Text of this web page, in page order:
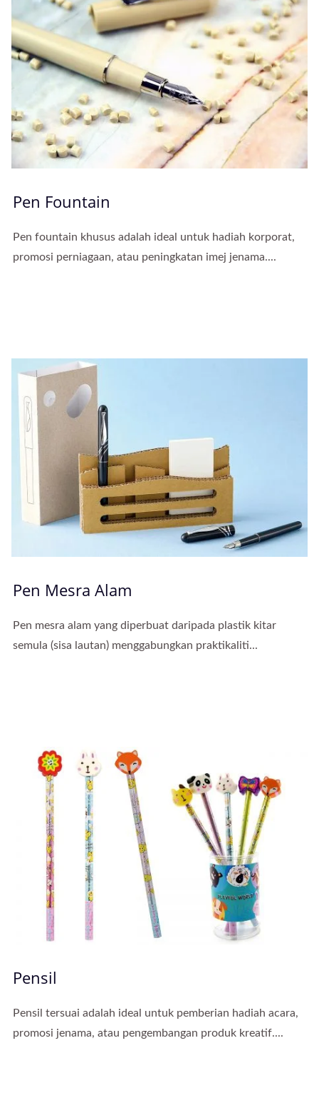
Pen Fountain
Pen fountain khusus adalah ideal untuk hadiah korporat,
promosi perniagaan, atau peningkatan imej jenama....
Pen Mesra Alam
Pen mesra alam yang diperbuat daripada plastik kitar
semula (sisa lautan) menggabungkan praktikaliti...
Pensil
Pensil tersuai adalah ideal untuk pemberian hadiah acara,
promosi jenama, atau pengembangan produk kreatif....